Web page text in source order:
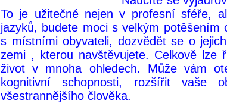
To je užitečné nejen v profesní sféře,
jazyků, budete moci s velkým
s místními obyvateli, dozvědět se o
zemi , kterou navštěvujete. Celkově
život v mnoha ohledech. Může vám
kognitivní schopnosti, rozšířit
všestrannějšího člověka.